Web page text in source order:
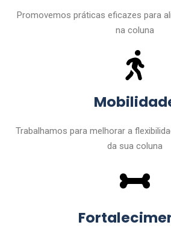
Promovemos práticas eficazes para
na coluna
Trabalhamos para melhorar a
da sua coluna